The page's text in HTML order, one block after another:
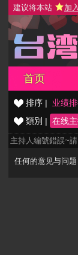
建议将本站 加
首页
排序 | 业绩
類別 | 在线
主持人編號錯誤~
任何的意见与问